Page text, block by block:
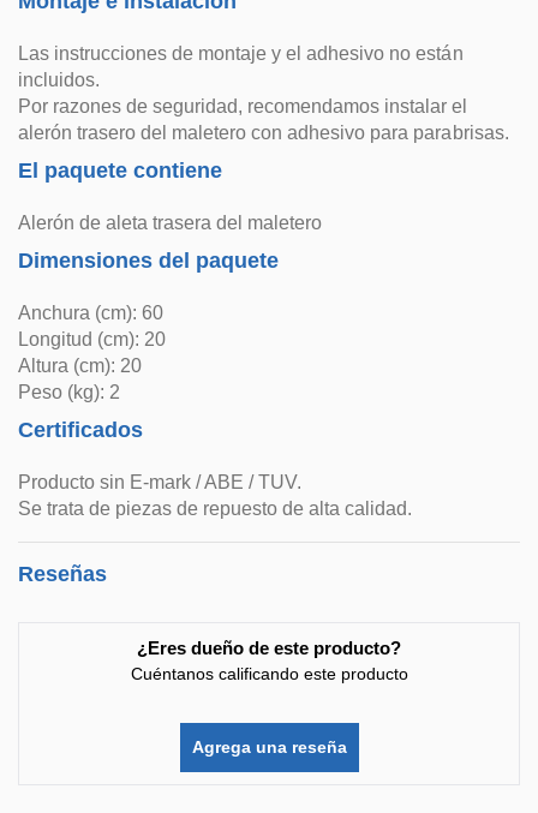
Las instrucciones de montaje y el adhesivo no están
incluidos.
Por razones de seguridad, recomendamos instalar el
alerón trasero del maletero con adhesivo para parabrisas.
El paquete contiene
Alerón de aleta trasera del maletero
Dimensiones del paquete
Anchura (cm): 60
Longitud (cm): 20
Altura (cm): 20
Peso (kg): 2
Certificados
Producto sin E-mark / ABE / TUV.
Se trata de piezas de repuesto de alta calidad.
Reseñas
¿Eres dueño de este producto?
Cuéntanos calificando este producto
Agrega una reseña